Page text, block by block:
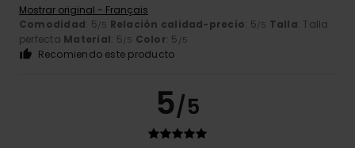
Mostrar original - Français
Comodidad: 5/5 Relación calidad-precio: 5/5 Talla: Talla
perfecta Material: 5/5 Color: 5 /5
Recomiendo este producto
5/5